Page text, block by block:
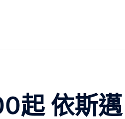
起 依斯邁